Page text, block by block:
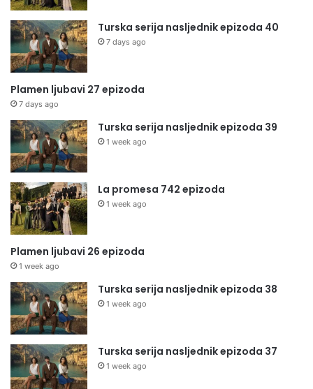
Turska serija nasljednik epizoda 40
7 days ago
Plamen ljubavi 27 epizoda
7 days ago
Turska serija nasljednik epizoda 39
1 week ago
La promesa 742 epizoda
1 week ago
Plamen ljubavi 26 epizoda
1 week ago
Turska serija nasljednik epizoda 38
1 week ago
Turska serija nasljednik epizoda 37
1 week ago